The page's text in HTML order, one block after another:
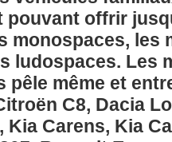
pouvant offrir
monospaces, les
ludospaces. Les
pêle même et
C8, Dacia
Kia Carens, Kia